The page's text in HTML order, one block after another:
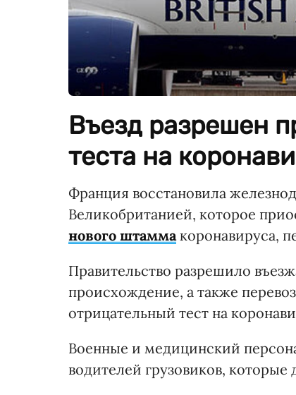
Въезд разрешен
теста на
Франция восстановила
Великобританией, которое
нового штаммакоронавируса,
Правительство разрешило
происхождение, а также
отрицательный тест на
Военные и медицинский
водителей грузовиков, которые